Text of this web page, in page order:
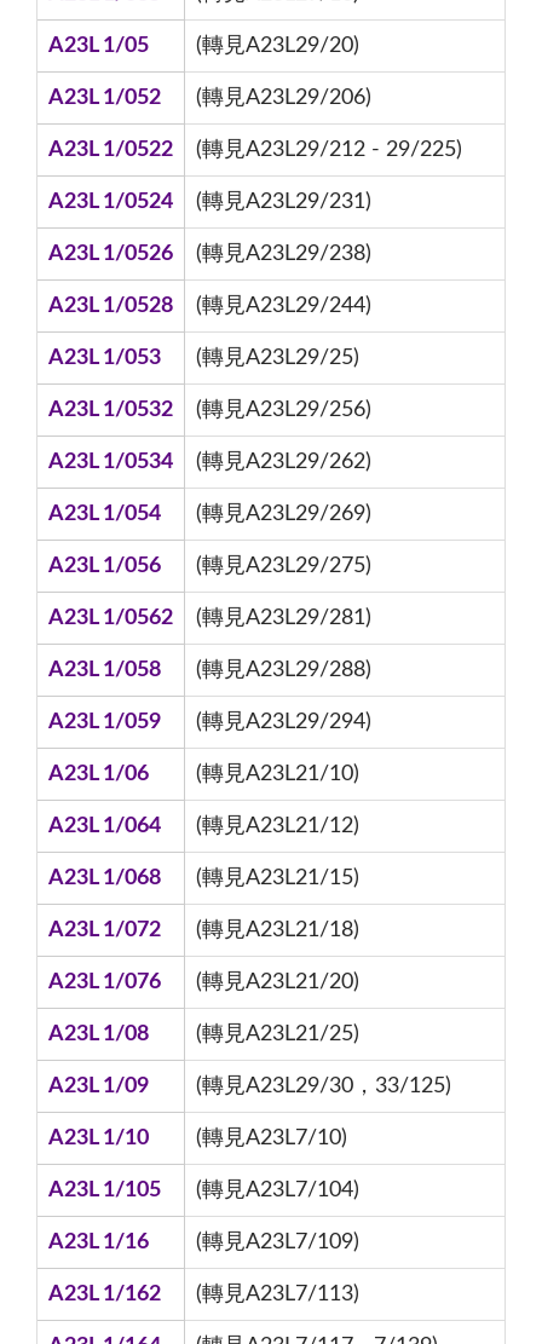
A23L 1/05 (轉見A23L29/20)
A23L 1/052 (轉見A23L29/206)
A23L 1/0522 (轉見A23L29/212 - 29/225)
A23L 1/0524 (轉見A23L29/231)
A23L 1/0526 (轉見A23L29/238)
A23L 1/0528 (轉見A23L29/244)
A23L 1/053 (轉見A23L29/25)
A23L 1/0532 (轉見A23L29/256)
A23L 1/0534 (轉見A23L29/262)
A23L 1/054 (轉見A23L29/269)
A23L 1/056 (轉見A23L29/275)
A23L 1/0562 (轉見A23L29/281)
A23L 1/058 (轉見A23L29/288)
A23L 1/059 (轉見A23L29/294)
A23L 1/06 (轉見A23L21/10)
A23L 1/064 (轉見A23L21/12)
A23L 1/068 (轉見A23L21/15)
A23L 1/072 (轉見A23L21/18)
A23L 1/076 (轉見A23L21/20)
A23L 1/08 (轉見A23L21/25)
A23L 1/09 (轉見A23L29/30，33/125)
A23L 1/10 (轉見A23L7/10)
A23L 1/105 (轉見A23L7/104)
A23L 1/16 (轉見A23L7/109)
A23L 1/162 (轉見A23L7/113)